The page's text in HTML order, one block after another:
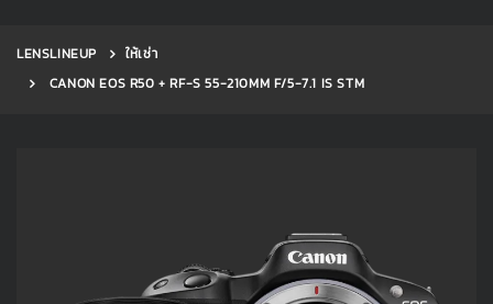
LENSLINEUP
ให้เช่า
CANON EOS R50 + RF-S 55-210MM F/5-7.1 IS STM